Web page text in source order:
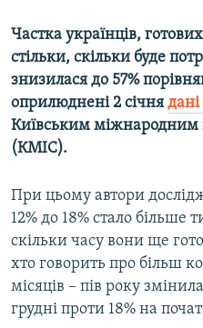
Усі сайти RFE/RL
Частка українців,
стільки, скільки буде
знизилася до 57%
оприлюднені 2 січня
Київським міжнародним
(КМІС).
При цьому автори
12% до 18% стало більше
скільки часу вони ще
хто говорить про більш
місяців – пів року
грудні проти 18% на